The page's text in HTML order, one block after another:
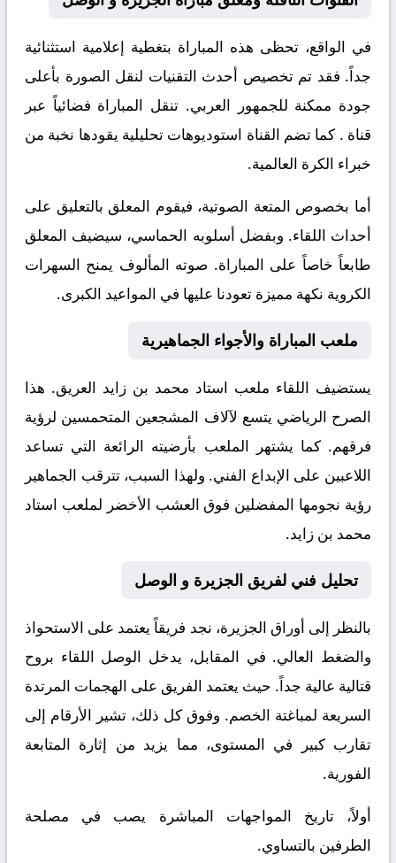
في الواقع، تحظى هذه المباراة بتغطية إعلامية استثنائية
جداً. فقد تم تخصيص أحدث التقنيات لنقل الصورة بأعلى
جودة ممكنة للجمهور العربي. تنقل المباراة فضائياً عبر
قناة . كما تضم القناة استوديوهات تحليلية يقودها نخبة من
خبراء الكرة العالمية.
أما بخصوص المتعة الصوتية، فيقوم المعلق بالتعليق على
أحداث اللقاء. وبفضل أسلوبه الحماسي، سيضيف المعلق
طابعاً خاصاً على المباراة. صوته المألوف يمنح السهرات
الكروية نكهة مميزة تعودنا عليها في المواعيد الكبرى.
ملعب المباراة والأجواء الجماهيرية
يستضيف اللقاء ملعب استاد محمد بن زايد العريق. هذا
الصرح الرياضي يتسع لآلاف المشجعين المتحمسين لرؤية
فرقهم. كما يشتهر الملعب بأرضيته الرائعة التي تساعد
اللاعبين على الإبداع الفني. ولهذا السبب، تترقب الجماهير
رؤية نجومها المفضلين فوق العشب الأخضر لملعب استاد
محمد بن زايد.
تحليل فني لفريق الجزيرة و الوصل
بالنظر إلى أوراق الجزيرة، نجد فريقاً يعتمد على الاستحواذ
والضغط العالي. في المقابل، يدخل الوصل اللقاء بروح
قتالية عالية جداً. حيث يعتمد الفريق على الهجمات المرتدة
السريعة لمباغتة الخصم. وفوق كل ذلك، تشير الأرقام إلى
تقارب كبير في المستوى، مما يزيد من إثارة المتابعة
الفورية.
أولاً، تاريخ المواجهات المباشرة يصب في مصلحة
الطرفين بالتساوي.